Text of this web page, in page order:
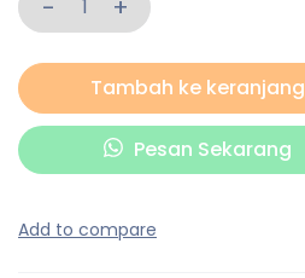
Tambah ke keranjang
Pesan Sekarang